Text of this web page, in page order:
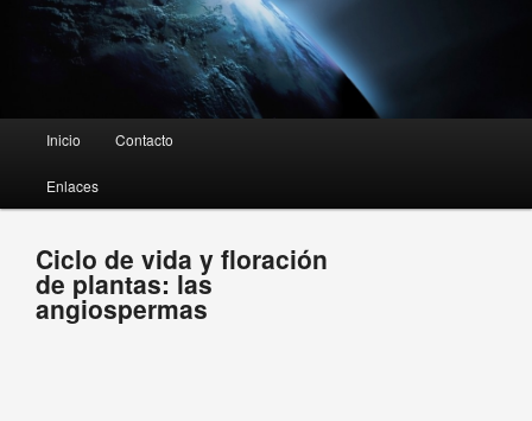
Ir al contenido principal
Ir al contenido secundario
Inicio Contacto
Enlaces
Ciclo de vida y floración
de plantas: las
angiospermas